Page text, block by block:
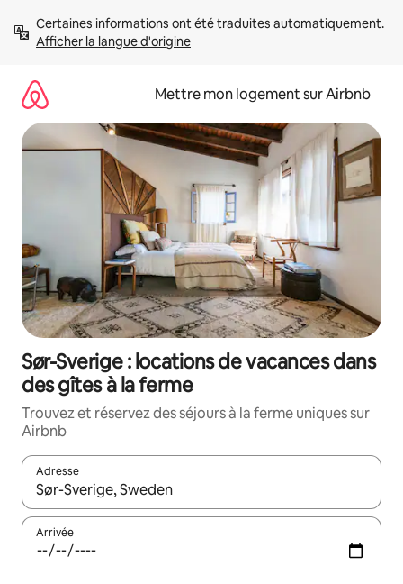
directement
Afficher la langue d'origine
Mettre mon logement sur Airbnb
Sør-Sverige : locations de vacances dans
des gîtes à la ferme
Trouvez et réservez des séjours à la ferme uniques sur
Airbnb
Adresse
Lorsque les résultats s'affichent, utilisez les flèches vers le
Arrivée